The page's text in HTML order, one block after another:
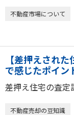
不動産市場について
【差押えされ
で感じたポイン
差押え住宅の査定
不動産売却の豆知識